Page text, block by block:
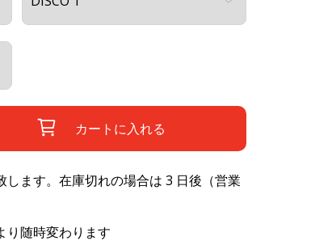
カートに入れる
ます。在庫切れの場合は 3 日後（営業
り随時変わります